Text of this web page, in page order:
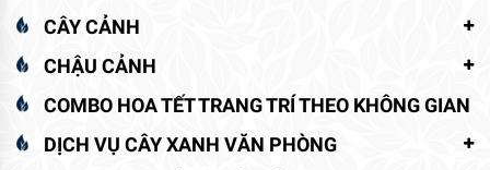
CÂY CẢNH
CHẬU CẢNH
COMBO HOA TẾT TRANG TRÍ THEO KHÔNG GIAN
DỊCH VỤ CÂY XANH VĂN PHÒNG